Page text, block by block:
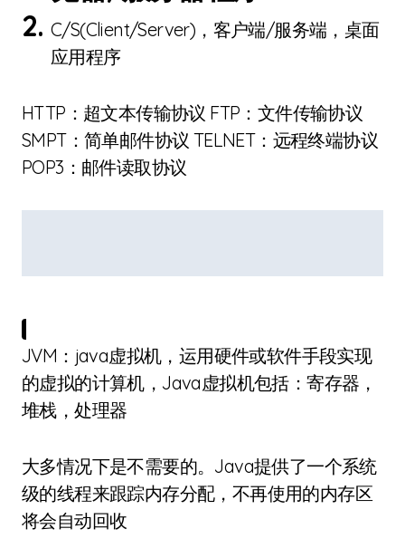
C/S(Client/Server)，客户端/服务端，桌面
应用程序
HTTP：超文本传输协议 FTP：文件传输协议
SMPT：简单邮件协议 TELNET：远程终端协议
POP3：邮件读取协议
JVM：java虚拟机，运用硬件或软件手段实现
的虚拟的计算机，Java虚拟机包括：寄存器，
堆栈，处理器
大多情况下是不需要的。Java提供了一个系统
级的线程来跟踪内存分配，不再使用的内存区
将会自动回收